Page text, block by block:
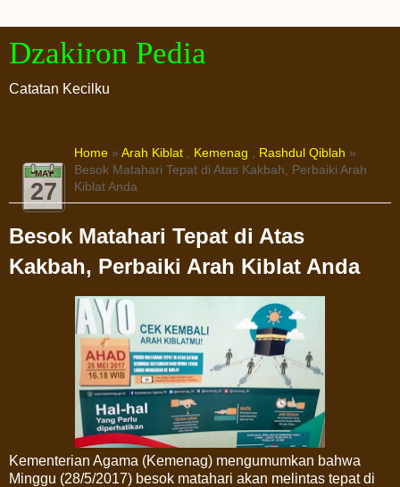
Dzakiron Pedia
Catatan Kecilku
MAY
27
Home » Arah Kiblat , Kemenag , Rashdul Qiblah »
Besok Matahari Tepat di Atas Kakbah, Perbaiki Arah
Kiblat Anda
Besok Matahari Tepat di Atas
Kakbah, Perbaiki Arah Kiblat Anda
Kementerian Agama (Kemenag) mengumumkan bahwa
Minggu (28/5/2017) besok matahari akan melintas tepat di